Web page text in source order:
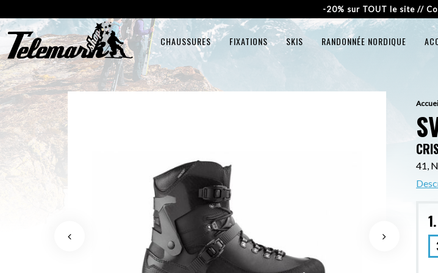
-20% sur TOUT le site //
CHAUSSURES FIXATIONS SKIS RANDONNÉE NORDIQUE
41,